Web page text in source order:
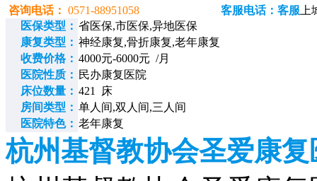
咨询电话： 0571-88951058 客服电话：客服
医保类型： 省医保,市医保,异地医保
康复类型： 神经康复,骨折康复,老年康复
收费价格： 4000元-6000元 /月
医院性质： 民办康复医院
床位数量： 421 床
房间类型： 单人间,双人间,三人间
医院特色： 老年康复
杭州基督教协会圣爱康